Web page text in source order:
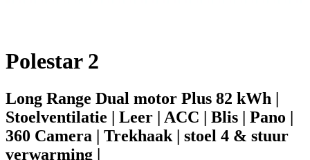
Polestar 2
Long Range Dual motor Plus 82 kWh |
Stoelventilatie | Leer | ACC | Blis | Pano |
360 Camera | Trekhaak | stoel 4 & stuur
verwarming |